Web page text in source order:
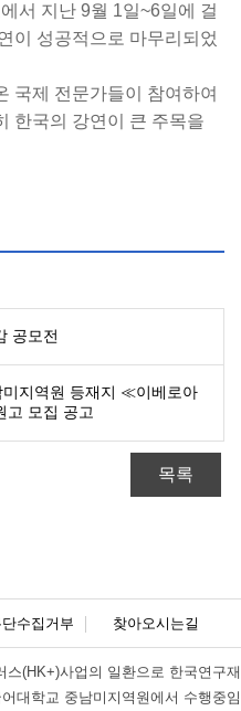
서 지난 9월 1일~6일에 걸
이 성공적으로 마무리되었
국제 전문가들이 참여하여
한국의 강연이 큰 주목을
공모전
미지역원 등재지 ≪이베로아
모집 공고
목록
수집거부 찾아오시는길
스(HK+)사업의 일환으로 한국연구재
대학교 중남미지역원에서 수행중임